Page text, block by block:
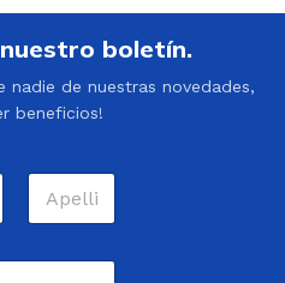
boletín.
nadie de nuestras novedades,
beneficios!